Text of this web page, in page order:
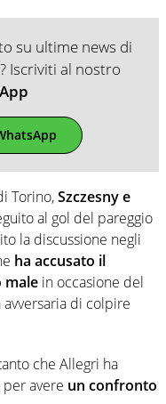
su ultime news di
Iscriviti al nostro
Torino,Szczesny e
al gol del pareggio
la discussione negli
ha accusato il
male in occasione del
di colpire
che Allegri ha
avere un confronto